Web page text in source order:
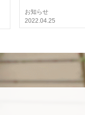
お知らせ
2022.04.25